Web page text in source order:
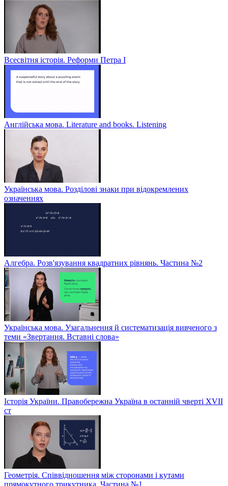
Всесвітня історія. Реформи Петра І
Англійська мова. Literature and books. Listening
Українська мова. Розділові знаки при відокремлених
означеннях
Алгебра. Розв'язування квадратних рівнянь. Частина №2
Українська мова. Узагальнення й систематизація вивченого з
теми «Звертання. Вставні слова»
Історія України. Правобережна Україна в останній чверті XVII
ст
Геометрія. Співвідношення між сторонами і кутами
прямокутного трикутника. Частина №1